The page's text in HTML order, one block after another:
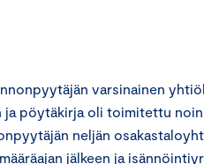
varsinainen
ja pöytäkirja oli toimitettu
neljän
jälkeen ja